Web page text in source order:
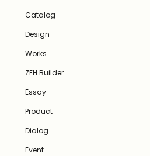
Catalog
Design
Works
ZEH Builder
Essay
Product
Dialog
Event